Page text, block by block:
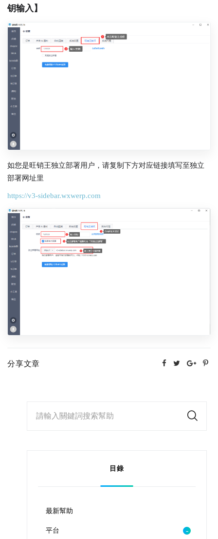
钥输入】
如您是旺销王独立部署用户，请复制下方对应链接填写至独立
部署网址里
https://v3-sidebar.wxwerp.com
分享文章
請輸入關鍵詞搜索幫助
目錄
最新幫助
平台